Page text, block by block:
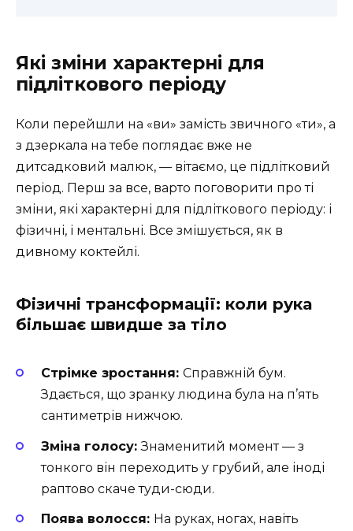
Які зміни характерні для
підліткового періоду
Коли перейшли на «ви» замість звичного «ти», а
з дзеркала на тебе поглядає вже не
дитсадковий малюк, — вітаємо, це підлітковий
період. Перш за все, варто поговорити про ті
зміни, які характерні для підліткового періоду: і
фізичні, і ментальні. Все змішується, як в
дивному коктейлі.
Фізичні трансформації: коли рука
більшає швидше за тіло
Стрімке зростання: Справжній бум.
Здається, що зранку людина була на п’ять
сантиметрів нижчою.
Зміна голосу:Знаменитий момент — з
тонкого він переходить у грубий, але іноді
раптово скаче туди-сюди.
Поява волосся: На руках, ногах, навіть